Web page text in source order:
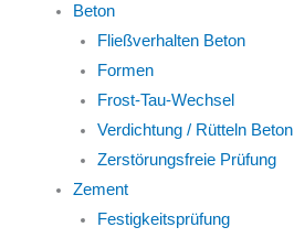
Beton
Fließverhalten Beton
Formen
Frost-Tau-Wechsel
Verdichtung / Rütteln Beton
Zerstörungsfreie Prüfung
Zement
Festigkeitsprüfung